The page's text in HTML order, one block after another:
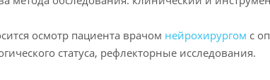
осмотр пациента врачом нейрохирургом с
статуса, рефлекторные исследования.